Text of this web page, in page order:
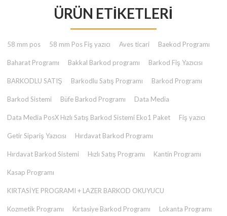
₺ 23.000,00.fiyat:
₺ 2.000,00.
ÜRÜN ETIKETLERI
58 mm pos 58 mm Pos Fiş yazıcı Aves ticari Baekod Programı
Baharat Programı Bakkal Barkod programı Barkod Fiş Yazıcısı
BARKODLU SATIŞ Barkodlu Satış Programı Barkod Programı
Barkod Sistemi Büfe Barkod Programı Data Media
Data Media PosX Hızlı Satış Barkod Sistemi Eko1 Paket Fiş yazıcı
Getir Sipariş Yazıcısı Hırdavat Barkod Programı
Hırdavat Barkod Sistemi Hızlı Satış Programı Kantin Programı
Kasap Programı
KIRTASİYE PROGRAMI + LAZER BARKOD OKUYUCU
Kozmetik Programı Kırtasiye Barkod Programı Lokanta Programı